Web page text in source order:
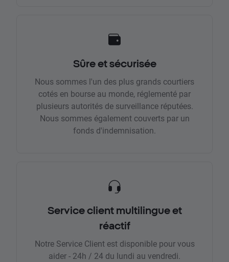
Sûre et sécurisée
Nous sommes l'un des plus grands courtiers
cotés en bourse au monde, réglementé par
plusieurs autorités de surveillance réputées.
Nous sommes également couverts par un
fonds d'indemnisation.
Service client multilingue et
réactif
Notre Service Client est disponible pour vous
aider - 24h / 24 du lundi au vendredi.